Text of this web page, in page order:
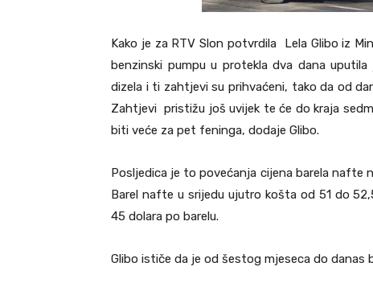
Kako je za RTV Slon potvrdila Lela Glibo iz
benzinski pumpu u protekla dva dana
dizela i ti zahtjevi su prihvaćeni, tako da od
Zahtjevi pristižu još uvijek te će do kraja
biti veće za pet feninga, dodaje Glibo.
Posljedica je to povećanja cijena barela nafte
Barel nafte u srijedu ujutro košta od 51 do
45 dolara po barelu.
Glibo ističe da je od šestog mjeseca do